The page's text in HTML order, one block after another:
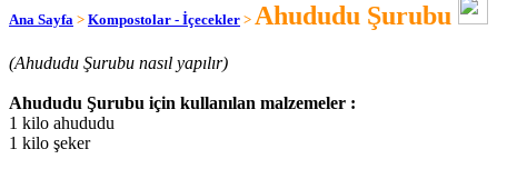
Ana Sayfa > Kompostolar - İçecekler > Ahududu Şurubu
(Ahududu Şurubu nasıl yapılır)
Ahududu Şurubu için kullanılan malzemeler :
1 kilo ahududu
1 kilo şeker